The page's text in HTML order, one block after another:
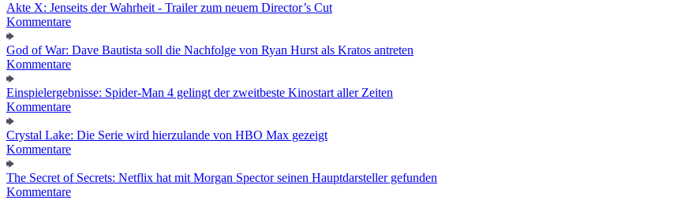
Akte X: Jenseits der Wahrheit - Trailer zum neuem Director’s Cut
Kommentare
God of War: Dave Bautista soll die Nachfolge von Ryan Hurst als Kratos antreten
Kommentare
Einspielergebnisse: Spider-Man 4 gelingt der zweitbeste Kinostart aller Zeiten
Kommentare
Crystal Lake: Die Serie wird hierzulande von HBO Max gezeigt
Kommentare
The Secret of Secrets: Netflix hat mit Morgan Spector seinen Hauptdarsteller gefunden
Kommentare